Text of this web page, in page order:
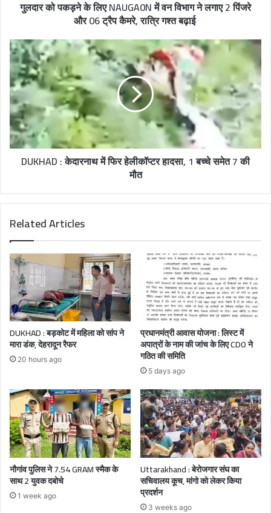
गुलदार को पकड़ने के लिए NAUGA0N में वन विभाग ने लगाए 2 पिंजरे
और 06 ट्रैप कैमरे, रात्रि गश्त बढ़ाई
DUKHAD : केदारनाथ में फिर हेलीकॉप्टर हादसा, 1 बच्चे समेत 7 की
मौत
Related Articles
DUKHAD : बड़कोट में महिला को सांप ने
मारा डंक, देहरादून रैफर
20 hours ago
प्रधानमंत्री आवास योजना : लिस्ट में
अपात्रों के नाम की जांच के लिए CDO ने
गठित की समिति
5 days ago
नौगांव पुलिस ने 7.54 GRAM स्मैक के
साथ 2 युवक दबोचे
1 week ago
Uttarakhand : बेरोजगार संघ का
सचिवालय कूच, मांगो को लेकर किया
प्रदर्शन
3 weeks ago